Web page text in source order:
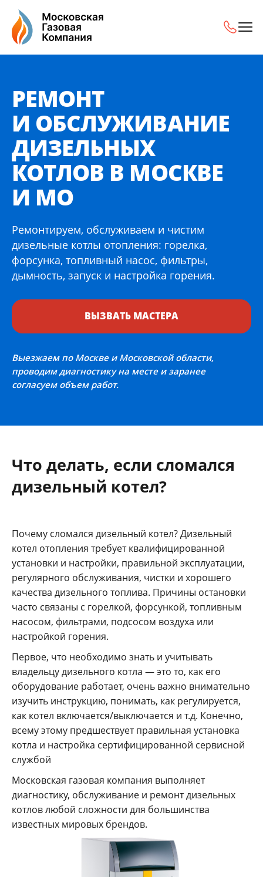
РЕМОНТ
И ОБСЛУЖИВАНИЕ
ДИЗЕЛЬНЫХ
КОТЛОВ В МОСКВЕ
И МО
Ремонтируем, обслуживаем и чистим
дизельные котлы отопления: горелка,
форсунка, топливный насос, фильтры,
дымность, запуск и настройка горения.
ВЫЗВАТЬ МАСТЕРА
Выезжаем по Москве и Московской области,
проводим диагностику на месте и заранее
согласуем объем работ.
Что делать, если сломался
дизельный котел?
Почему сломался дизельный котел? Дизельный
котел отопления требует квалифицированной
установки и настройки, правильной эксплуатации,
регулярного обслуживания, чистки и хорошего
качества дизельного топлива. Причины остановки
часто связаны с горелкой, форсункой, топливным
насосом, фильтрами, подсосом воздуха или
настройкой горения.
Первое, что необходимо знать и учитывать
владельцу дизельного котла — это то, как его
оборудование работает, очень важно внимательно
изучить инструкцию, понимать, как регулируется,
как котел включается/выключается и т.д. Конечно,
всему этому предшествует правильная установка
котла и настройка сертифицированной сервисной
службой
Московская газовая компания выполняет
диагностику, обслуживание и ремонт дизельных
котлов любой сложности для большинства
известных мировых брендов.